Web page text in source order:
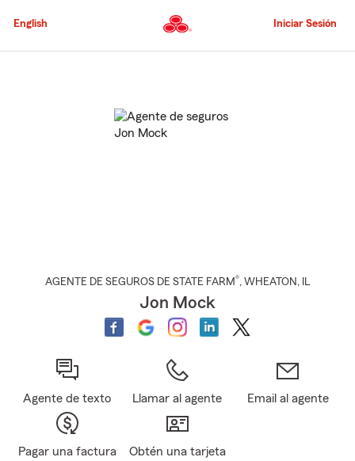
al
principal
English Iniciar Sesión
AGENTE DE SEGUROS DE STATE FARM®, WHEATON , IL
Jon Mock
Agente de texto Llamar al agente Email al agente
Pagar una factura
Obtén una tarjeta